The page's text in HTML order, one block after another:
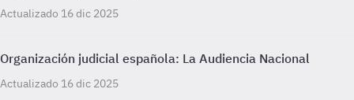
Actualizado 16 dic 2025
Organización judicial española: La Audiencia Nacional
Actualizado 16 dic 2025